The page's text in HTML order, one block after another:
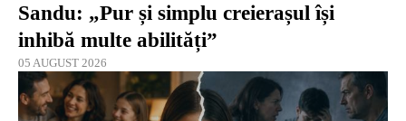
Sandu: „Pur și simplu creierașul își
inhibă multe abilități”
05 AUGUST 2026